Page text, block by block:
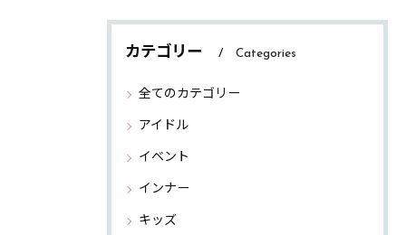
カテゴリー Categories
全てのカテゴリー
アイドル
イベント
インナー
キッズ